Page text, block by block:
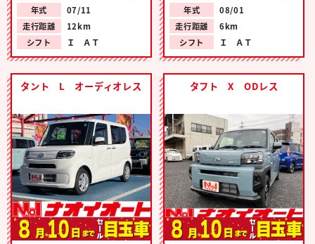
年式
07/11
走行距離
12km
シフト
Ｉ ＡＴ
年式
08/01
走行距離
6km
シフト
Ｉ ＡＴ
タント L オーディオレス タフト X ODレス